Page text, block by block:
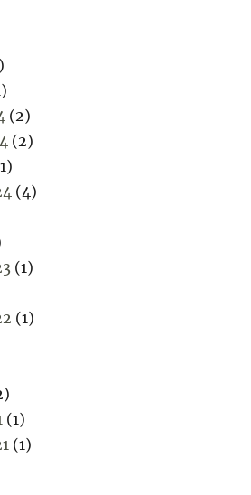
(2)
(2)
(4)
(1)
(1)
(1)
(1)